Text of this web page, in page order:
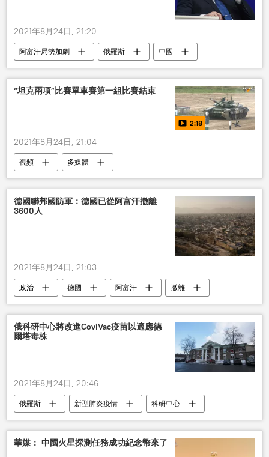
2021年8月24日, 21:20
阿富汗局勢加劇 俄羅斯
中國
政治
阿富汗
援助
上合組織
俄中關係
“坦克兩項”比賽單車賽第一組比賽結束
2:18
2021年8月24日, 21:04
視頻 多媒體
德國聯邦國防軍：德國已從阿富汗撤離
3600人
2021年8月24日, 21:03
政治 德國 阿富汗 撤離
俄科研中心將改進CoviVac疫苗以適應德
爾塔毒株
2021年8月24日, 20:46
俄羅斯 新型肺炎疫情
科研中心
疫苗
毒株
華媒： 中國火星探測任務成功紀念幣來了